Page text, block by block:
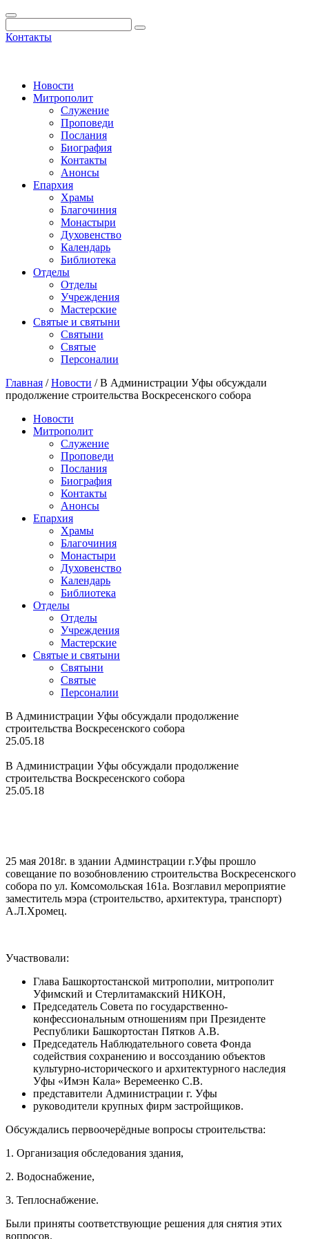
Контакты
Новости
Митрополит
Служение
Проповеди
Послания
Биография
Контакты
Анонсы
Епархия
Храмы
Благочиния
Монастыри
Духовенство
Календарь
Библиотека
Отделы
Отделы
Учреждения
Мастерские
Святые и святыни
Cвятыни
Cвятые
Персоналии
Главная /Новости /В Администрации Уфы обсуждали
продолжение строительства Воскресенского собора
Новости
Митрополит
Служение
Проповеди
Послания
Биография
Контакты
Анонсы
Епархия
Храмы
Благочиния
Монастыри
Духовенство
Календарь
Библиотека
Отделы
Отделы
Учреждения
Мастерские
Святые и святыни
Cвятыни
Cвятые
Персоналии
В Администрации Уфы обсуждали продолжение
строительства Воскресенского собора
25.05.18
В Администрации Уфы обсуждали продолжение
строительства Воскресенского собора
25.05.18
25 мая 2018г. в здании Админстрации г.Уфы прошло
совещание по возобновлению строительства Воскресенского
собора по ул. Комсомольская 161а. Возглавил мероприятие
заместитель мэра (строительство, архитектура, транспорт)
А.Л.Хромец.
Участвовали:
Глава Башкортостанской митрополии, митрополит
Уфимский и Стерлитамакский НИКОН,
Председатель Cовета по государственно-
конфессиональным отношениям при Президенте
Республики Башкортостан Пятков А.В.
Председатель Наблюдательного совета Фонда
содействия сохранению и воссозданию объектов
культурно-исторического и архитектурного наследия
Уфы «Имэн Кала» Веремеенко С.В.
представители Администрации г. Уфы
руководители крупных фирм застройщиков.
Обсуждались первоочерёдные вопросы строительства:
1. Организация обследования здания,
2. Водоснабжение,
3. Теплоснабжение.
Были приняты соответствующие решения для снятия этих
вопросов.